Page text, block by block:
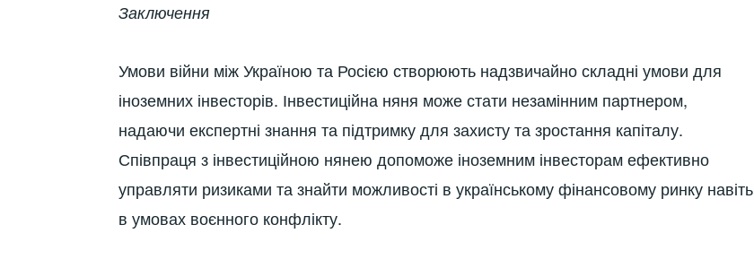
Заключення
Умови війни між Україною та Росією створюють надзвичайно складні умови для
іноземних інвесторів. Інвестиційна няня може стати незамінним партнером,
надаючи експертні знання та підтримку для захисту та зростання капіталу.
Співпраця з інвестиційною нянею допоможе іноземним інвесторам ефективно
управляти ризиками та знайти можливості в українському фінансовому ринку навіть
в умовах воєнного конфлікту.